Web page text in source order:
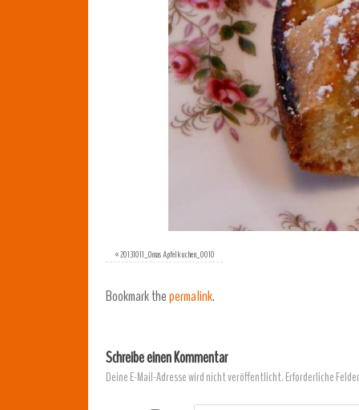
«20131011_Omas Apfelkuchen_0010
Bookmark thepermalink.
Schreibe einen Kommentar
Deine E-Mail-Adresse wird nicht veröffentlicht.Erforderliche